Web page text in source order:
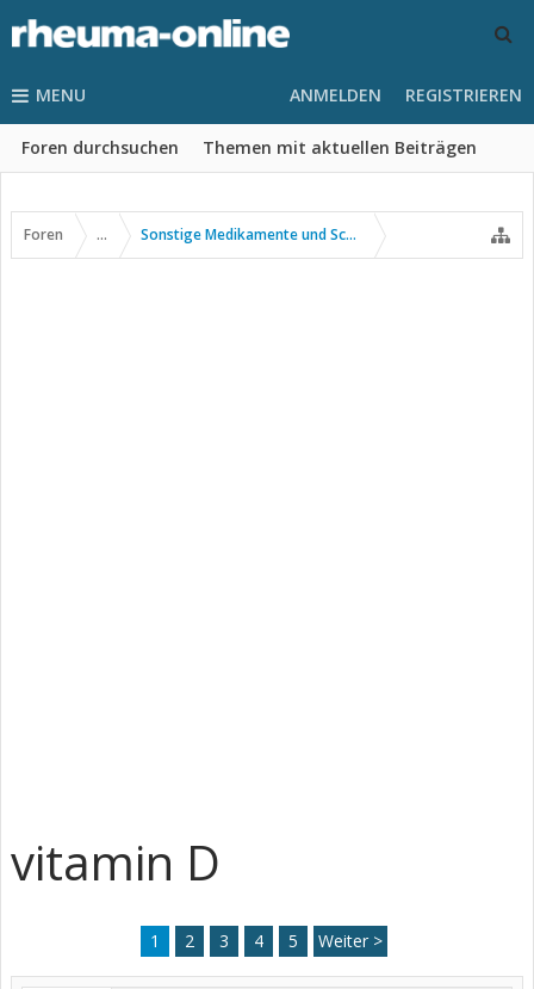
MENU
Foren durchsuchen Themen mit aktuellen Beiträgen
ANMELDEN REGISTRIEREN
Foren ... Sonstige Medikamente und Schmerztherapie
vitamin D
1 2 3 4 5 Weiter >